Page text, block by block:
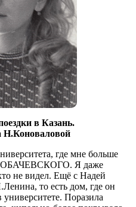
в Казань.
Н.Коноваловой
где мне больше
Я даже
не видел. Ещё с Надей
то есть дом, где он
университете. Поразила